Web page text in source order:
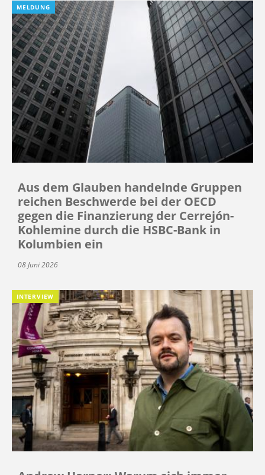
MELDUNG
Aus dem Glauben handelnde Gruppen
reichen Beschwerde bei der OECD
gegen die Finanzierung der Cerrejón-
Kohlemine durch die HSBC-Bank in
Kolumbien ein
08 Juni 2026
INTERVIEW